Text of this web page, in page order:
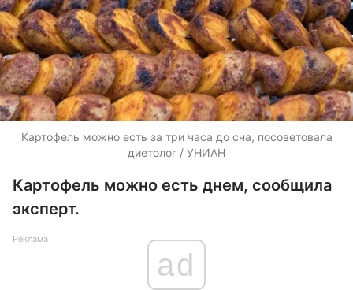
Картофель можно есть за три часа до сна, посоветовала
диетолог / УНИАН
Картофель можно есть днем, сообщила
эксперт.
Реклама
ad